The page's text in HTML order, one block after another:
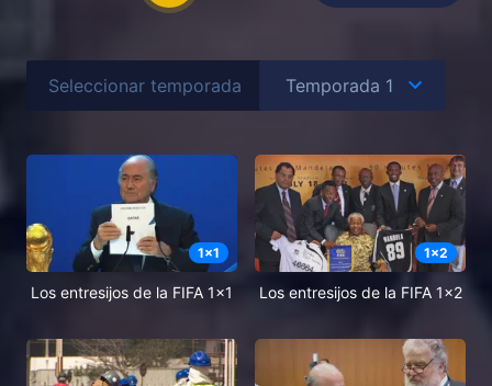
Seleccionar temporada
1x1
Los entresijos de la FIFA 1x1
1x2
Los entresijos de la FIFA 1x2